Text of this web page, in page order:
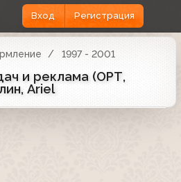
Вход Регистрация
1997 - 2001
и реклама (ОРТ,
Ariel